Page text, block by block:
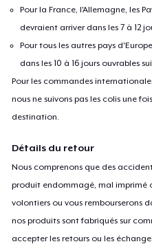
Pour la France, l'Allemagne, les
devraient arriver dans les 7 à 12
Pour tous les autres pays
dans les 10 à 16 jours ouvrables
Pour les commandes
nous ne suivons pas les colis une
destination.
Détails du retour
Nous comprenons que des
produit endommagé, mal imprimé
volontiers ou vous rembourserons
nos produits sont fabriqués sur
accepter les retours ou les